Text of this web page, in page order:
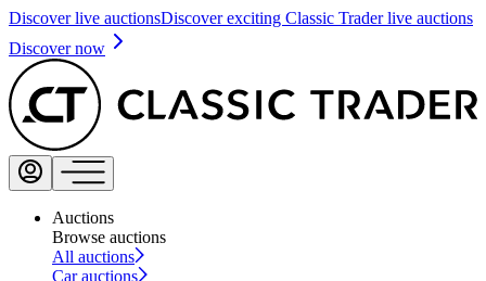
Discover live auctionsDiscover exciting Classic Trader live auctions
Discover now
Auctions
Browse auctions
All auctions
Car auctions